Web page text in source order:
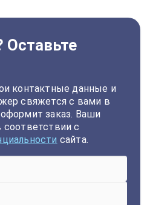
Оставьте
контактные данные и
свяжется с вами в
заказ. Ваши
с
сайта.